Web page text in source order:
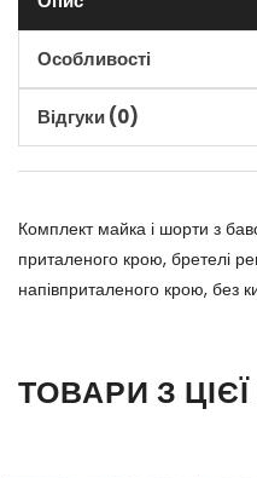
Особливості
Відгуки (0)
Комплект майка і шорти з
приталеного крою, бретелі
напівприталеного крою, без
ТОВАРИ З ЦІЄЇ